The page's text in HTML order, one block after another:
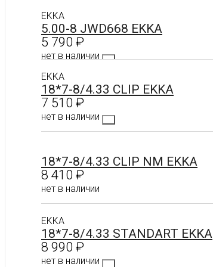
Подробнее
EKKA
5.00-8 JWD668 EKKA
5 790 ₽
нет в наличии
Подробнее
EKKA
18*7-8/4.33 CLIP EKKA
7 510 ₽
нет в наличии
Подробнее
18*7-8/4.33 CLIP NM EKKA
8 410 ₽
нет в наличии
Подробнее
EKKA
18*7-8/4.33 STANDART EKKA
8 990 ₽
нет в наличии